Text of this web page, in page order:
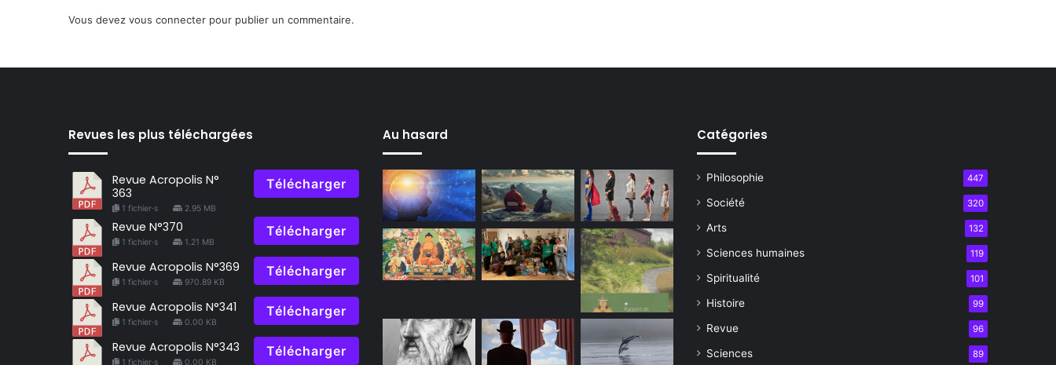
Vous devez vous connecter pour publier un commentaire.
Revues les plus téléchargées
Revue Acropolis N°
363
1 fichier·s 2.95 MB
Télécharger
Revue N°370
1 fichier·s 1.21 MB
Télécharger
Revue Acropolis N°369
1 fichier·s 970.89 KB
Télécharger
Revue Acropolis N°341
1 fichier·s 0.00 KB
Télécharger
Revue Acropolis N°343
1 fichier·s 0.00 KB
Télécharger
Au hasard Catégories
Philosophie 447
Société 320
Arts 132
Sciences humaines 119
Spiritualité 101
Histoire 99
Revue 96
Sciences 89